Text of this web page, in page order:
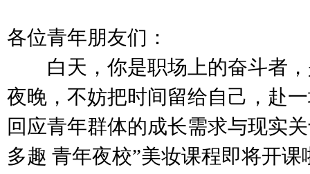
各位青年朋友们：
白天，你是职场上的奋斗者，
夜晚，不妨把时间留给自己，赴
回应青年群体的成长需求与现实
多趣 青年夜校”美妆课程即将开